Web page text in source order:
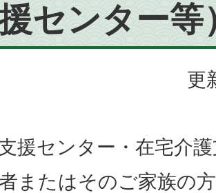
センター等
更
援センター・在宅介
またはそのご家族の